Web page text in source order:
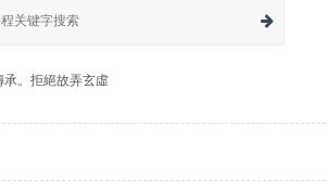
承。拒絕故弄玄虛